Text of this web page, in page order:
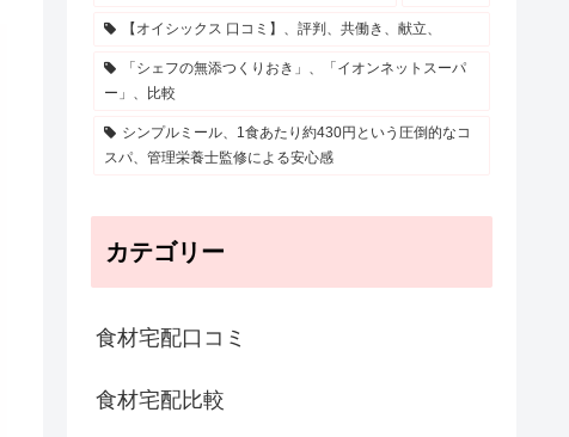
【オイシックス 口コミ】、評判、共働き、献立、
「シェフの無添つくりおき」、「イオンネットスーパ
ー」、比較
シンプルミール、1食あたり約430円という圧倒的なコ
スパ、管理栄養士監修による安心感
カテゴリー
食材宅配口コミ
食材宅配比較